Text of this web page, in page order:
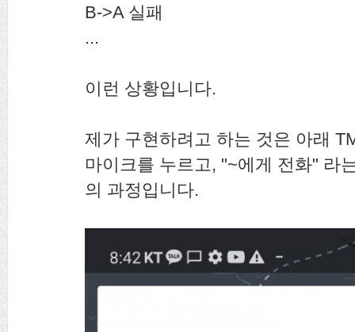
B->A 실패
...
이런 상황입니다.
제가 구현하려고 하는 것은 아래
마이크를 누르고, "~에게 전화" 라
의 과정입니다.